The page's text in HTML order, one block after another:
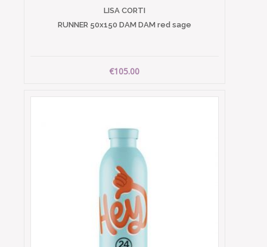
LISA CORTI
RUNNER 50x150 DAM DAM red sage
€105.00